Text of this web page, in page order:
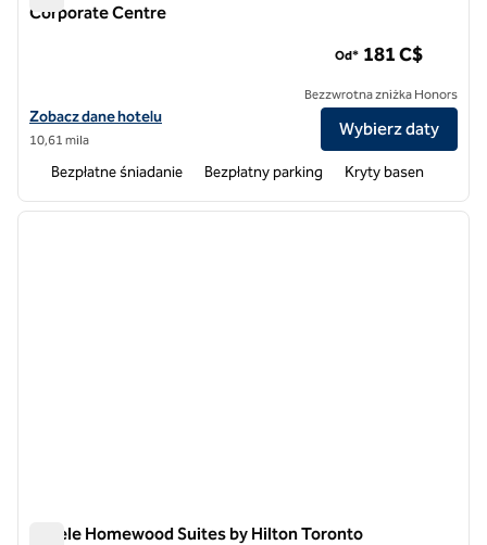
Corporate Centre
Zobacz szczegóły hotelu Homewood Suites by Hilton Toronto
Zobacz dane hotelu
10,61 mila
Od* 181 C$
Bezzwrotna zniżka Honors
Wybierz daty
Bezpłatne śniadanie Bezpłatny parking Kryty basen
1 z 12
Hotele Homewood Suites by Hilton Toronto